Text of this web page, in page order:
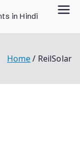
in Hindi
Home ReilSolar